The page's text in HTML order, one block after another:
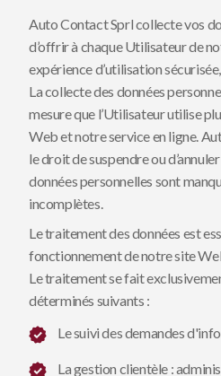
Auto Contact Sprl collecte vos
d’offrir à chaque Utilisateur de
expérience d’utilisation
La collecte des données
mesure que l’Utilisateur utilise
Web et notre service en ligne.
le droit de suspendre ou
données personnelles sont
incomplètes.
Le traitement des données est
fonctionnement de notre site
Le traitement se fait
déterminés suivants :
Le suivi des demandes
La gestion clientèle :